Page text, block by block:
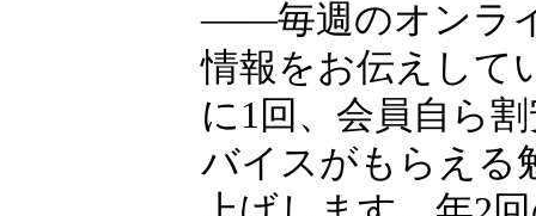
ことのできない市
ポイント、参考セ
銘柄事例、想定シ
――毎週のオンラ